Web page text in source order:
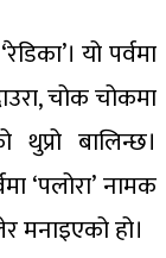
यो पर्वमा
चोक चोकमा
बालिन्छ।
‘पलोरा’ नामक
मनाइएको हो।